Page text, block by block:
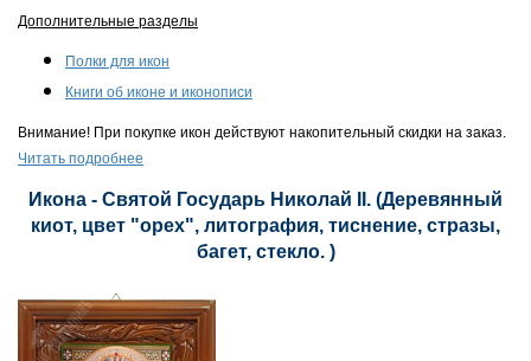
Дополнительные разделы
Полки для икон
Книги об иконе и иконописи
Внимание! При покупке икон действуют накопительный скидки на заказ.
Читать подробнее
Икона - Святой Государь Николай II. (Деревянный
киот, цвет "орех", литография, тиснение, стразы,
багет, стекло. )